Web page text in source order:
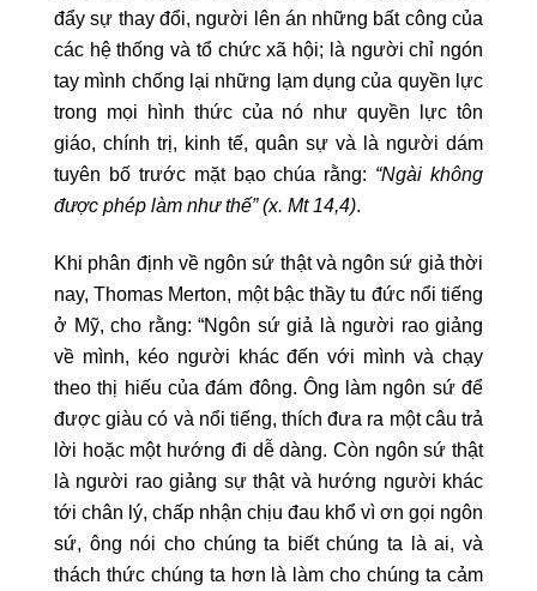
đẩy sự thay đổi, người lên án những bất công của
các hệ thống và tổ chức xã hội; là người chỉ ngón
tay mình chống lại những lạm dụng của quyền lực
trong mọi hình thức của nó như quyền lực tôn
giáo, chính trị, kinh tế, quân sự và là người dám
tuyên bố trước mặt bạo chúa rằng: “Ngài không
được phép làm như thế” (x. Mt 14,4).
Khi phân định về ngôn sứ thật và ngôn sứ giả thời
nay, Thomas Merton, một bậc thầy tu đức nổi tiếng
ở Mỹ, cho rằng: “Ngôn sứ giả là người rao giảng
về mình, kéo người khác đến với mình và chạy
theo thị hiếu của đám đông. Ông làm ngôn sứ để
được giàu có và nổi tiếng, thích đưa ra một câu trả
lời hoặc một hướng đi dễ dàng. Còn ngôn sứ thật
là người rao giảng sự thật và hướng người khác
tới chân lý, chấp nhận chịu đau khổ vì ơn gọi ngôn
sứ, ông nói cho chúng ta biết chúng ta là ai, và
thách thức chúng ta hơn là làm cho chúng ta cảm